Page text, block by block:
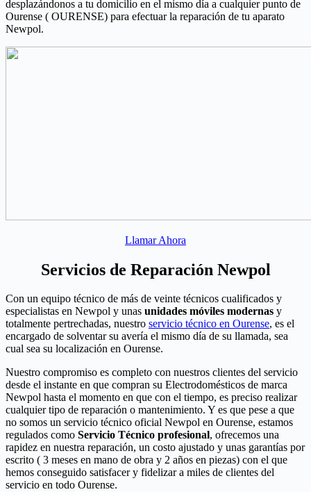
desplazándonos a tu domicilio en el mismo día a cualquier punto de
Ourense ( OURENSE) para efectuar la reparación de tu aparato
Newpol.
Llamar Ahora
Servicios de Reparación Newpol
Con un equipo técnico de más de veinte técnicos cualificados y
especialistas en Newpol y unas unidades móviles modernas y
totalmente pertrechadas, nuestro servicio técnico en Ourense, es el
encargado de solventar su avería el mismo día de su llamada, sea
cual sea su localización en Ourense.
Nuestro compromiso es completo con nuestros clientes del servicio
desde el instante en que compran su Electrodomésticos de marca
Newpol hasta el momento en que con el tiempo, es preciso realizar
cualquier tipo de reparación o mantenimiento. Y es que pese a que
no somos un servicio técnico oficial Newpol en Ourense, estamos
regulados como Servicio Técnico profesional, ofrecemos una
rapidez en nuestra reparación, un costo ajustado y unas garantías por
escrito ( 3 meses en mano de obra y 2 años en piezas) con el que
hemos conseguido satisfacer y fidelizar a miles de clientes del
servicio en todo Ourense.